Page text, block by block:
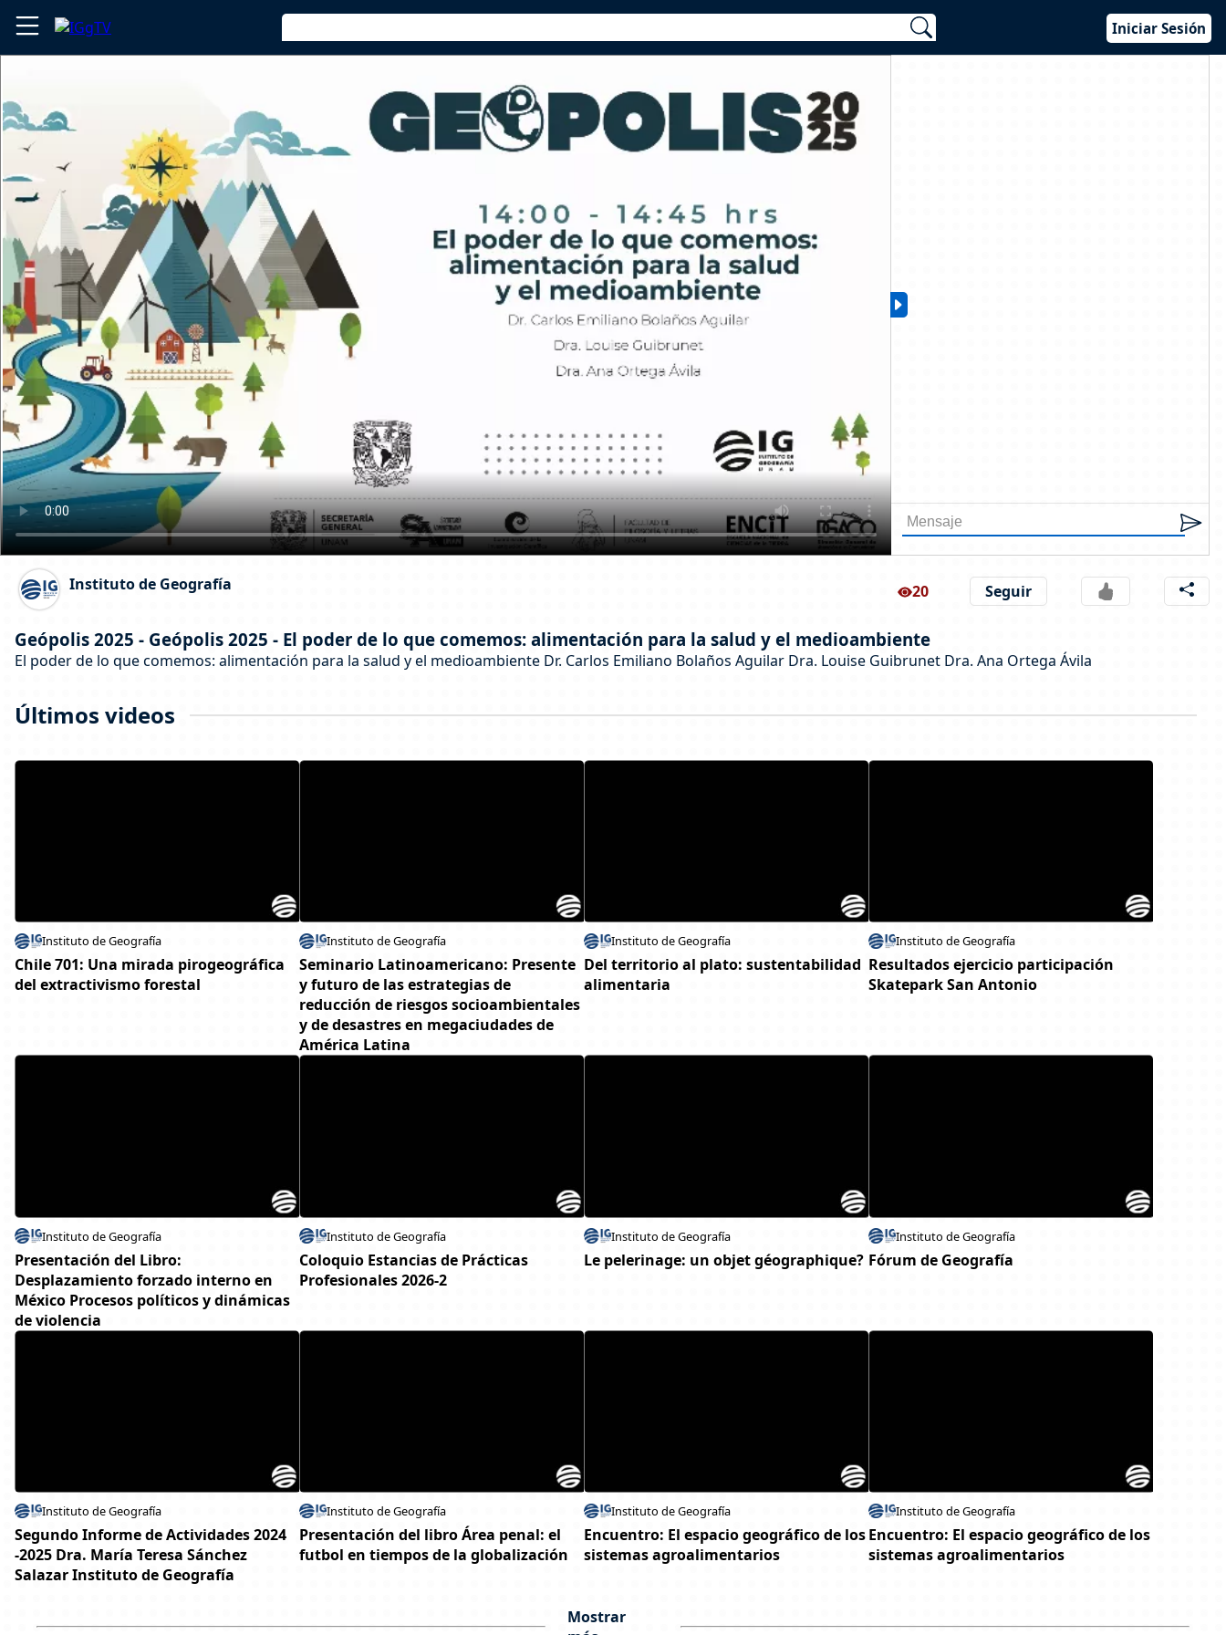
Iniciar Sesión
Instituto de Geografía
Geópolis 2025 - Geópolis 2025 - El poder de lo que comemos: alimentación para la salud y el medioambiente
El poder de lo que comemos: alimentación para la salud y el medioambiente Dr. Carlos Emiliano Bolaños Aguilar Dra. Louise Guibrunet Dra. Ana Ortega Ávila
20 Seguir
Últimos videos
Instituto de Geografía
Chile 701: Una mirada pirogeográfica
del extractivismo forestal
Instituto de Geografía
Seminario Latinoamericano: Presente
y futuro de las estrategias de
reducción de riesgos socioambientales
y de desastres en megaciudades de
América Latina
Instituto de Geografía
Del territorio al plato: sustentabilidad
alimentaria
Instituto de Geografía
Resultados ejercicio participación
Skatepark San Antonio
Instituto de Geografía
Presentación del Libro:
Desplazamiento forzado interno en
México Procesos políticos y dinámicas
de violencia
Instituto de Geografía
Coloquio Estancias de Prácticas
Profesionales 2026-2
Instituto de Geografía
Le pelerinage: un objet géographique?
Instituto de Geografía
Fórum de Geografía
Instituto de Geografía
Segundo Informe de Actividades 2024
-2025 Dra. María Teresa Sánchez
Salazar Instituto de Geografía
Instituto de Geografía
Presentación del libro Área penal: el
futbol en tiempos de la globalización
Instituto de Geografía
Encuentro: El espacio geográfico de los
sistemas agroalimentarios
Instituto de Geografía
Encuentro: El espacio geográfico de los
sistemas agroalimentarios
Mostrar